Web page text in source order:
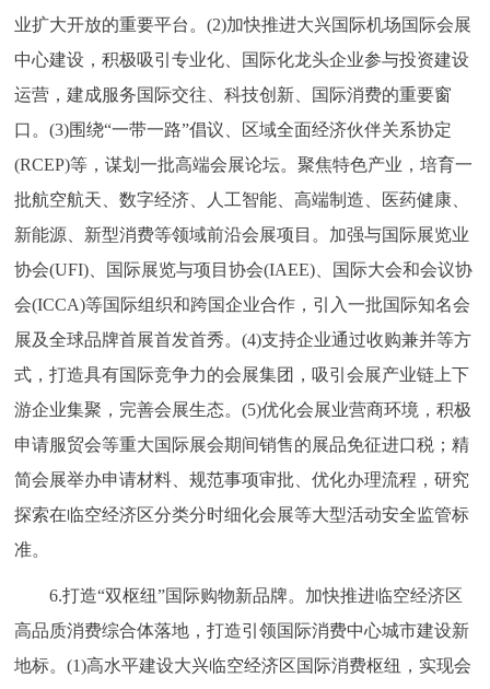
业扩大开放的重要平台。(2)加快推进大兴国际机场国际会展
中心建设，积极吸引专业化、国际化龙头企业参与投资建设
运营，建成服务国际交往、科技创新、国际消费的重要窗
口。(3)围绕“一带一路”倡议、区域全面经济伙伴关系协定
(RCEP)等，谋划一批高端会展论坛。聚焦特色产业，培育一
批航空航天、数字经济、人工智能、高端制造、医药健康、
新能源、新型消费等领域前沿会展项目。加强与国际展览业
协会(UFI)、国际展览与项目协会(IAEE)、国际大会和会议协
会(ICCA)等国际组织和跨国企业合作，引入一批国际知名会
展及全球品牌首展首发首秀。(4)支持企业通过收购兼并等方
式，打造具有国际竞争力的会展集团，吸引会展产业链上下
游企业集聚，完善会展生态。(5)优化会展业营商环境，积极
申请服贸会等重大国际展会期间销售的展品免征进口税；精
简会展举办申请材料、规范事项审批、优化办理流程，研究
探索在临空经济区分类分时细化会展等大型活动安全监管标
准。
6.打造“双枢纽”国际购物新品牌。加快推进临空经济区
高品质消费综合体落地，打造引领国际消费中心城市建设新
地标。(1)高水平建设大兴临空经济区国际消费枢纽，实现会